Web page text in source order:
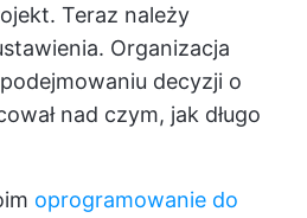
Teraz należy
Organizacja
decyzji o
nad czym, jak długo
oprogramowanie do